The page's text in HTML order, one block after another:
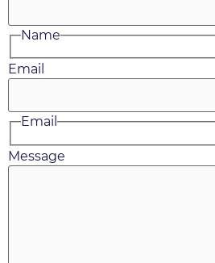
Name
Email
Email
Message